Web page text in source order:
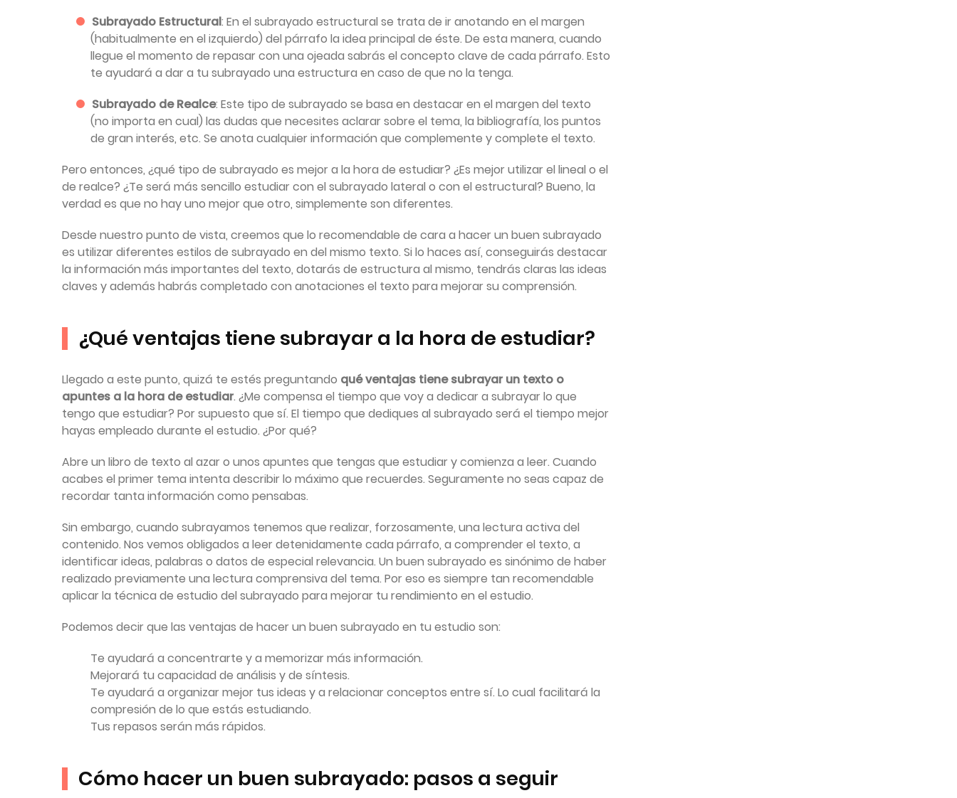
Subrayado Estructural: En el subrayado estructural se trata de ir anotando en el margen
(habitualmente en el izquierdo) del párrafo la idea principal de éste. De esta manera, cuando
llegue el momento de repasar con una ojeada sabrás el concepto clave de cada párrafo. Esto
te ayudará a dar a tu subrayado una estructura en caso de que no la tenga.
Subrayado de Realce: Este tipo de subrayado se basa en destacar en el margen del texto
(no importa en cual) las dudas que necesites aclarar sobre el tema, la bibliografía, los puntos
de gran interés, etc. Se anota cualquier información que complemente y complete el texto.
Pero entonces, ¿qué tipo de subrayado es mejor a la hora de estudiar? ¿Es mejor utilizar el lineal o el
de realce? ¿Te será más sencillo estudiar con el subrayado lateral o con el estructural? Bueno, la
verdad es que no hay uno mejor que otro, simplemente son diferentes.
Desde nuestro punto de vista, creemos que lo recomendable de cara a hacer un buen subrayado
es utilizar diferentes estilos de subrayado en del mismo texto. Si lo haces así, conseguirás destacar
la información más importantes del texto, dotarás de estructura al mismo, tendrás claras las ideas
claves y además habrás completado con anotaciones el texto para mejorar su comprensión.
¿Qué ventajas tiene subrayar a la hora de estudiar?
Llegado a este punto, quizá te estés preguntando qué ventajas tiene subrayar un texto o
apuntes a la hora de estudiar. ¿Me compensa el tiempo que voy a dedicar a subrayar lo que
tengo que estudiar? Por supuesto que sí. El tiempo que dediques al subrayado será el tiempo mejor
hayas empleado durante el estudio. ¿Por qué?
Abre un libro de texto al azar o unos apuntes que tengas que estudiar y comienza a leer. Cuando
acabes el primer tema intenta describir lo máximo que recuerdes. Seguramente no seas capaz de
recordar tanta información como pensabas.
Sin embargo, cuando subrayamos tenemos que realizar, forzosamente, una lectura activa del
contenido. Nos vemos obligados a leer detenidamente cada párrafo, a comprender el texto, a
identificar ideas, palabras o datos de especial relevancia. Un buen subrayado es sinónimo de haber
realizado previamente una lectura comprensiva del tema. Por eso es siempre tan recomendable
aplicar la técnica de estudio del subrayado para mejorar tu rendimiento en el estudio.
Podemos decir que las ventajas de hacer un buen subrayado en tu estudio son:
Te ayudará a concentrarte y a memorizar más información.
Mejorará tu capacidad de análisis y de síntesis.
Te ayudará a organizar mejor tus ideas y a relacionar conceptos entre sí. Lo cual facilitará la
compresión de lo que estás estudiando.
Tus repasos serán más rápidos.
Cómo hacer un buen subrayado: pasos a seguir